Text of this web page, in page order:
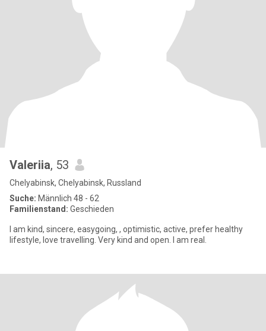
Valeriia, 53
Chelyabinsk, Chelyabinsk, Russland
Suche: Männlich 48 - 62
Familienstand: Geschieden
I am kind, sincere, easygoing, , optimistic, active, prefer healthy
lifestyle, love travelling. Very kind and open. I am real.